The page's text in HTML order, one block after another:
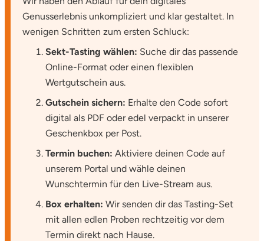
Genusserlebnis unkompliziert und klar gestaltet. In
wenigen Schritten zum ersten Schluck:
Sekt-Tasting wählen: Suche dir das passende
Online-Format oder einen flexiblen
Wertgutschein aus.
Gutschein sichern: Erhalte den Code sofort
digital als PDF oder edel verpackt in unserer
Geschenkbox per Post.
Termin buchen: Aktiviere deinen Code auf
unserem Portal und wähle deinen
Wunschtermin für den Live-Stream aus.
Box erhalten: Wir senden dir das Tasting-Set
mit allen edlen Proben rechtzeitig vor dem
Termin direkt nach Hause.
Tegernsee
Teltow-Fläming
Usedom